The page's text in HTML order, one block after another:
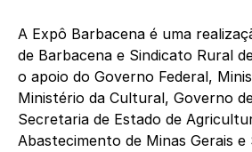
A Expô Barbacena é uma
de Barbacena e Sindicato Rural
o apoio do Governo Federal,
Ministério da Cultural, Governo
Secretaria de Estado de
Abastecimento de Minas Gerais e